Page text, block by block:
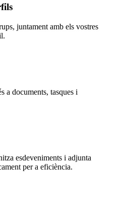
juntament amb els vostres
a documents, tasques i
esdeveniments i adjunta
per a eficiència.